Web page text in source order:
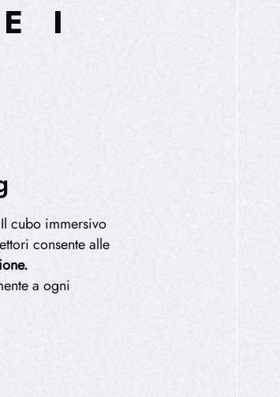
I
cubo immersivo
consente alle
a ogni